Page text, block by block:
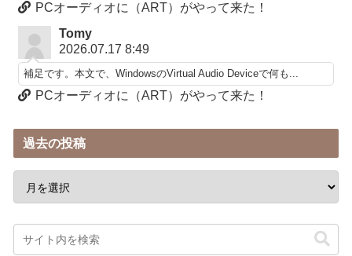
PCオーディオに（ART）がやって来た！
Tomy
2026.07.17 8:49
補足です。本文で、WindowsのVirtual Audio Deviceで何も...
PCオーディオに（ART）がやって来た！
過去の投稿